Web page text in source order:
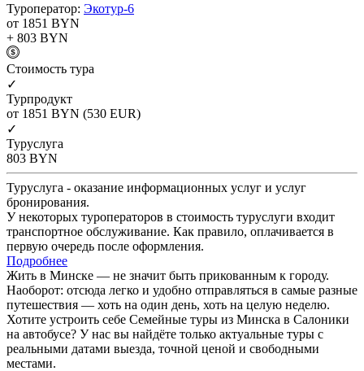
Туроператор: Экотур-6
от 1851 BYN
+ 803 BYN
Cтоимость тура
✓
Турпродукт
от 1851 BYN (530 EUR)
✓
Туруслуга
803 BYN
Туруслуга - оказание информационных услуг и услуг
бронирования.
У некоторых туроператоров в стоимость туруслуги входит
транспортное обслуживание. Как правило, оплачивается в
первую очередь после оформления.
Подробнее
Жить в Минске — не значит быть прикованным к городу.
Наоборот: отсюда легко и удобно отправляться в самые разные
путешествия — хоть на один день, хоть на целую неделю.
Хотите устроить себе Семейные туры из Минска в Салоники
на автобусе? У нас вы найдёте только актуальные туры с
реальными датами выезда, точной ценой и свободными
местами.